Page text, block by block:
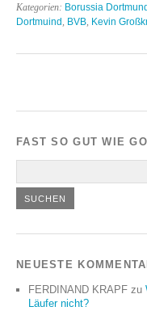
Kategorien: Borussia
Dortmuind BVB Kevin
FAST SO GUT WIE
NEUESTE
FERDINAND KRAPF zu
Läufer nicht?